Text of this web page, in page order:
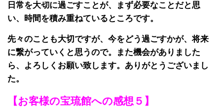
⽇常を⼤切に過ごすことが、まず必要なことだと思
い、時間を積み重ねているところです。
先々のことも大切ですが、今をどう過ごすかが、将来
に繋がっていくと思うので。
また機会がありました
ら、よろしくお願い致します。ありがとうございまし
た。
【お客様の宝琉館への感想５】